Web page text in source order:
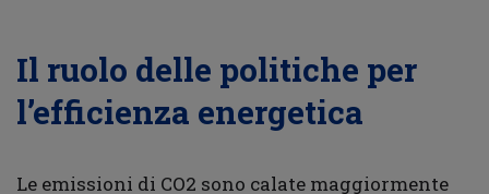
Il ruolo delle politiche per
l’efficienza energetica
Le emissioni di CO2 sono calate maggiormente